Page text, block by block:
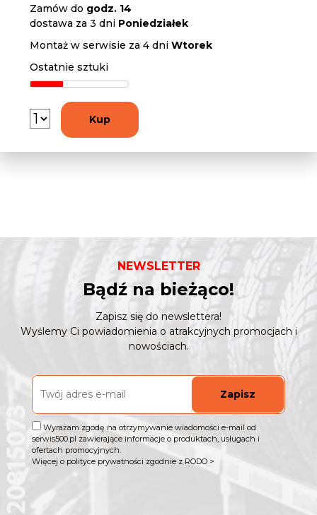
Zamów do godz. 14
dostawa za 3 dni Poniedziałek
Montaż w serwisie za 4 dniWtorek
Ostatnie sztuki
Kup
NEWSLETTER
Bądź na bieżąco!
Zapisz się do newslettera!
Wyślemy Ci powiadomienia o atrakcyjnych promocjach i
nowościach.
Zapisz
Wyrażam zgodę na otrzymywanie wiadomości e-mail od
serwis500.pl zawierające informacje o produktach, usługach i
ofertach promocyjnych.
Więcej o polityce prywatności zgodnie z RODO >